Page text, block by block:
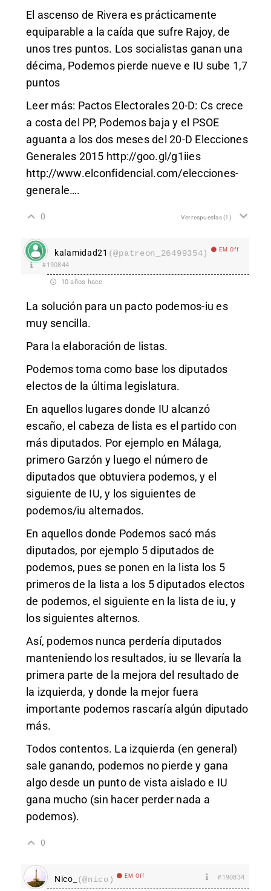
El ascenso de Rivera es prácticamente
equiparable a la caída que sufre Rajoy, de
unos tres puntos. Los socialistas ganan una
décima, Podemos pierde nueve e IU sube 1,7
puntos
Leer más: Pactos Electorales 20-D: Cs crece
a costa del PP, Podemos baja y el PSOE
aguanta a los dos meses del 20-D Elecciones
Generales 2015 http://goo.gl/g1iies
http://www.elconfidencial.com/elecciones-
generale….
0 Ver respuestas(1)
kalamidad21 (@patreon_26499354) EM Off
#190844
10 años hace
La solución para un pacto podemos-iu es
muy sencilla.
Para la elaboración de listas.
Podemos toma como base los diputados
electos de la última legislatura.
En aquellos lugares donde IU alcanzó
escaño, el cabeza de lista es el partido con
más diputados. Por ejemplo en Málaga,
primero Garzón y luego el número de
diputados que obtuviera podemos, y el
siguiente de IU, y los siguientes de
podemos/iu alternados.
En aquellos donde Podemos sacó más
diputados, por ejemplo 5 diputados de
podemos, pues se ponen en la lista los 5
primeros de la lista a los 5 diputados electos
de podemos, el siguiente en la lista de iu, y
los siguientes alternos.
Así, podemos nunca perdería diputados
manteniendo los resultados, iu se llevaría la
primera parte de la mejora del resultado de
la izquierda, y donde la mejor fuera
importante podemos rascaría algún diputado
más.
Todos contentos. La izquierda (en general)
sale ganando, podemos no pierde y gana
algo desde un punto de vista aislado e IU
gana mucho (sin hacer perder nada a
podemos).
0
Nico_ (@nico) EM Off #190834